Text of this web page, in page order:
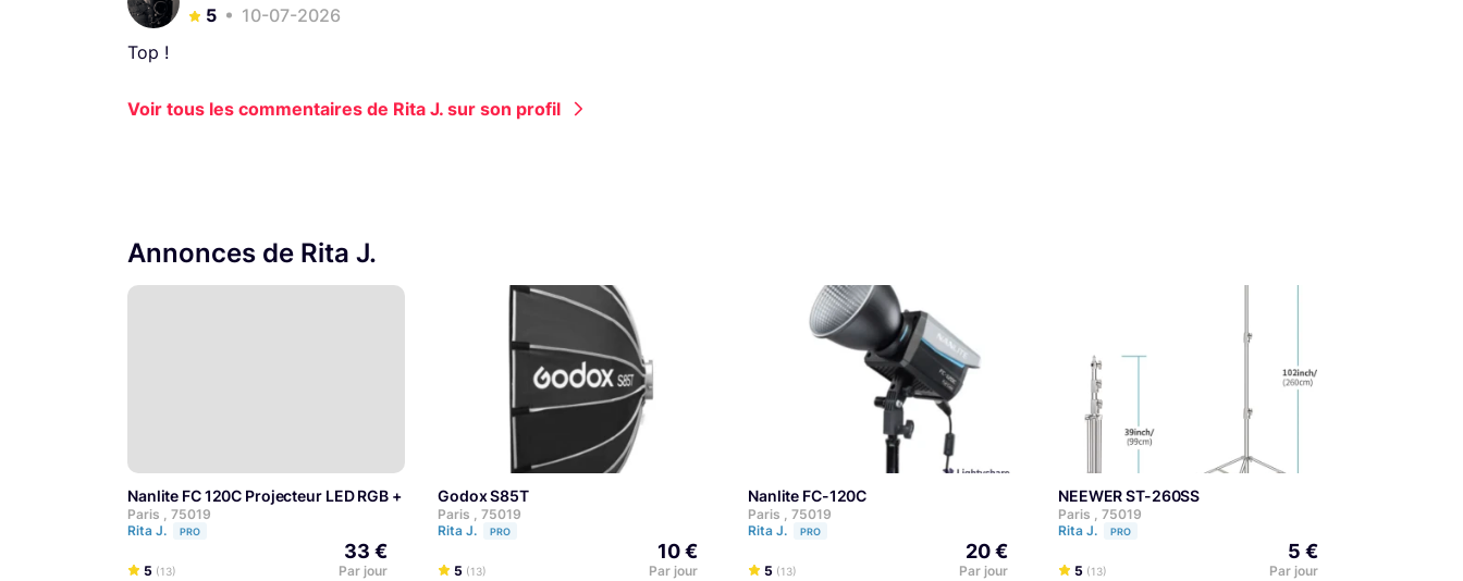
5
10-07-2026
Top !
Voir tous les commentaires de Rita J. sur son profil
Annonces de Rita J.
Nanlite FC 120C Projecteur LED RGB + SOFTBOX + TREPIED
Paris , 75019
Rita J.
PRO
5 (13)
33 €
Par jour
Godox S85T
Paris , 75019
Rita J.
PRO
5 (13)
10 €
Par jour
Nanlite FC-120C
Paris , 75019
Rita J.
PRO
5 (13)
20 €
Par jour
NEEWER ST-260SS
Paris , 75019
Rita J.
PRO
5 (13)
5 €
Par jour